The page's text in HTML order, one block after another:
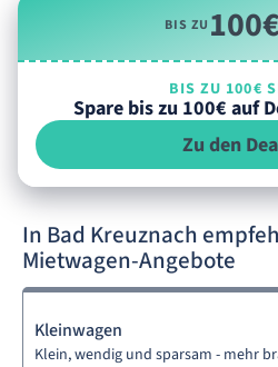
BIS ZU
BIS ZU 100€
Spare bis zu 100€ auf
Zu den
In Bad Kreuznach
Mietwagen-Angebote
Kleinwagen
Klein, wendig und sparsam - mehr